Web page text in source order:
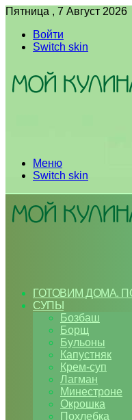
Пятница , 7 Август 2026
Войти
Switch skin
Меню
Switch skin
ГОТОВИМ ДОМА.
СУПЫ
Бозбаш
Борщ
Бульоны
Капустняк
Крем-суп
Лагман
Минестроне
Окрошка
Похлебка